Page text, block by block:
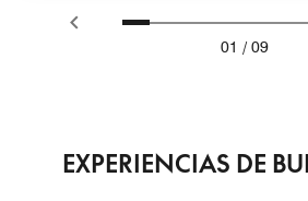
01 / 09
EXPERIENCIAS DE